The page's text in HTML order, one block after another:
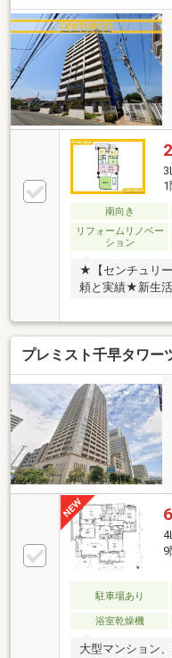
南向き
リフォームリノベー
ション
★【センチュリ
頼と実績★新生活
プレミスト千早タワー
9
駐車場あり
浴室乾燥機
大型マンション